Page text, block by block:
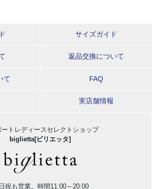
サイズガイド
返品交換について
て FAQ
実店舗情報
ートレディースセレクトショップ
biglietta[ビリエッタ]
祝も営業。時間11:00～20:00